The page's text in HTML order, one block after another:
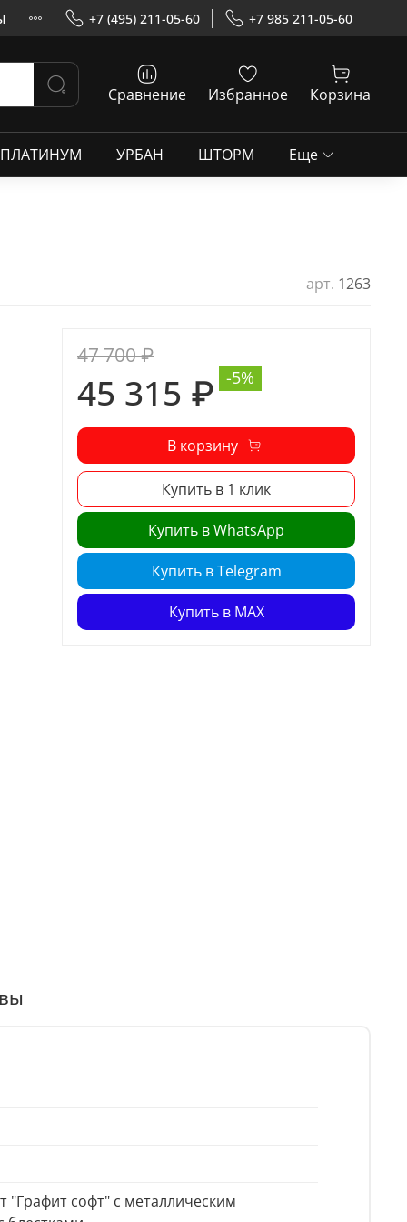
+7 (495) 211-05-60 +7 985 211-05-60
Сравнение Избранное Корзина
ПЛАТИНУМ УРБАН ШТОРМ Еще
арт. 1263
47 700 ₽
45 315 ₽ -5%
В корзину
Купить в 1 клик
Купить в WhatsApp
Купить в Telegram
Купить в MAX
"Графит софт" с металлическим